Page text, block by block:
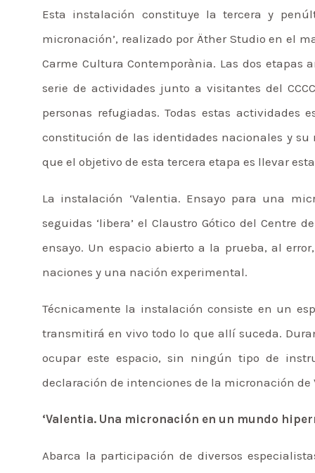
Esta instalación constituye la tercera y
micronación’, realizado por Äther Studio en el
Carme Cultura Contemporània. Las dos
serie de actividades junto a visitantes del
personas refugiadas. Todas estas actividades
constitución de las identidades nacionales y
que el objetivo de esta tercera etapa es llevar
La instalación ‘Valentia. Ensayo para una
seguidas ‘libera’ el Claustro Gótico del Centre
ensayo. Un espacio abierto a la prueba, al
naciones y una nación experimental.
Técnicamente la instalación consiste en un
transmitirá en vivo todo lo que allí suceda.
ocupar este espacio, sin ningún tipo de
declaración de intenciones de la micronación de
‘Valentia. Una micronación en un mundo
Abarca la participación de diversos